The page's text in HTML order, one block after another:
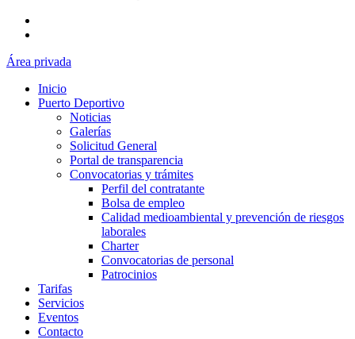
Área privada
Inicio
Puerto Deportivo
Noticias
Galerías
Solicitud General
Portal de transparencia
Convocatorias y trámites
Perfil del contratante
Bolsa de empleo
Calidad medioambiental y prevención de riesgos
laborales
Charter
Convocatorias de personal
Patrocinios
Tarifas
Servicios
Eventos
Contacto